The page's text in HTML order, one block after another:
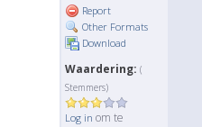
Report
Other Formats
Download
Waardering: (
Stemmers)
Log in om te